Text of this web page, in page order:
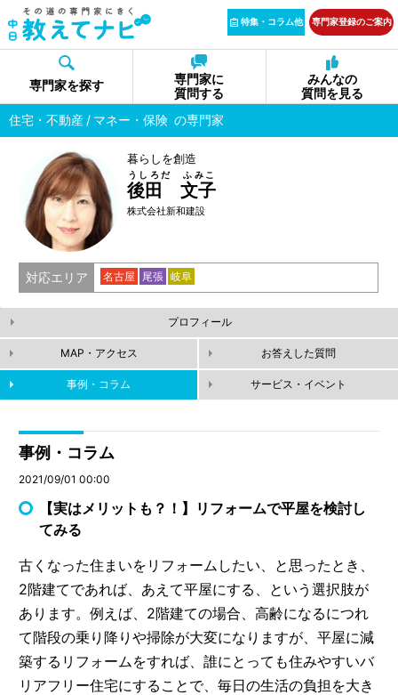
特集・コラム他 専門家登録のご案内
専門家を探す
専門家に
質問する
みんなの
質問を見る
住宅・不動産
マネー・保険 の専門家
暮らしを創造
後田 文子
うしろだ ふみこ
株式会社新和建設
対応エリア 名古屋 尾張 岐阜
プロフィール
MAP・アクセス お答えした質問
事例・コラム サービス・イベント
事例・コラム
2021/09/01 00:00
【実はメリットも？！】リフォームで平屋を検討し
てみる
古くなった住まいをリフォームしたい、と思ったとき、
2階建てであれば、あえて平屋にする、という選択肢が
あります。例えば、2階建ての場合、高齢になるにつれ
て階段の乗り降りや掃除が大変になりますが、平屋に減
築するリフォームをすれば、誰にとっても住みやすいバ
リアフリー住宅にすることで、毎日の生活の負担を大き